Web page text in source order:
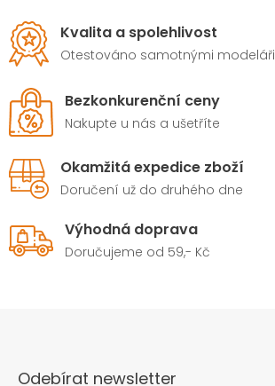
Kvalita a spolehlivost
Otestováno samotnými modeláři
Bezkonkurenční ceny
Nakupte u nás a ušetříte
Okamžitá expedice zboží
Doručení už do druhého dne
Výhodná doprava
Doručujeme od 59,- Kč
Odebírat newsletter